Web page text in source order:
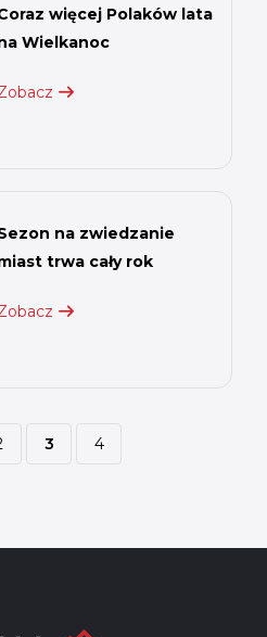
więcej Polaków lata
Wielkanoc
na zwiedzanie
trwa cały rok
3 4